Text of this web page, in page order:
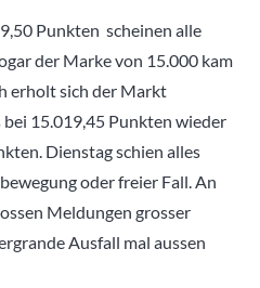
Punkten scheinen alle
der Marke von 15.000 kam
erholt sich der Markt
15.019,45 Punkten wieder
Dienstag schien alles
oder freier Fall. An
Meldungen grosser
Ausfall mal aussen